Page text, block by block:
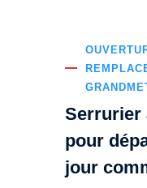
Serrurier
pour
jour